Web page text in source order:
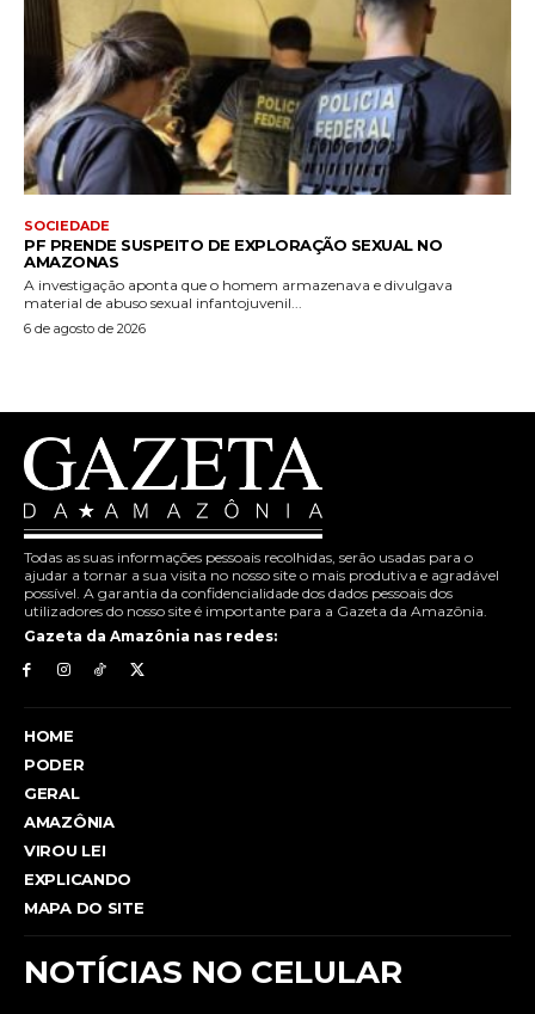
SOCIEDADE
PF PRENDE SUSPEITO DE EXPLORAÇÃO SEXUAL NO
AMAZONAS
A investigação aponta que o homem armazenava e divulgava
material de abuso sexual infantojuvenil...
6 de agosto de 2026
Todas as suas informações pessoais recolhidas, serão usadas para o
ajudar a tornar a sua visita no nosso site o mais produtiva e agradável
possível. A garantia da confidencialidade dos dados pessoais dos
utilizadores do nosso site é importante para a Gazeta da Amazônia.
Gazeta da Amazônia nas redes:
HOME
PODER
GERAL
AMAZÔNIA
VIROU LEI
EXPLICANDO
MAPA DO SITE
NOTÍCIAS NO CELULAR